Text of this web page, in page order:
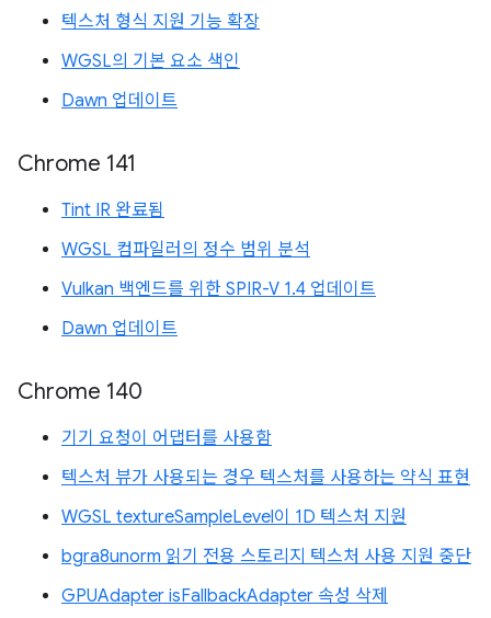
텍스처 형식 지원 기능 확장
WGSL의 기본 요소 색인
Dawn 업데이트
Chrome 141
Tint IR 완료됨
WGSL 컴파일러의 정수 범위 분석
Vulkan 백엔드를 위한 SPIR-V 1.4 업데이트
Dawn 업데이트
Chrome 140
기기 요청이 어댑터를 사용함
텍스처 뷰가 사용되는 경우 텍스처를 사용하는 약식 표현
WGSL textureSampleLevel이 1D 텍스처 지원
bgra8unorm 읽기 전용 스토리지 텍스처 사용 지원 중단
GPUAdapter isFallbackAdapter 속성 삭제